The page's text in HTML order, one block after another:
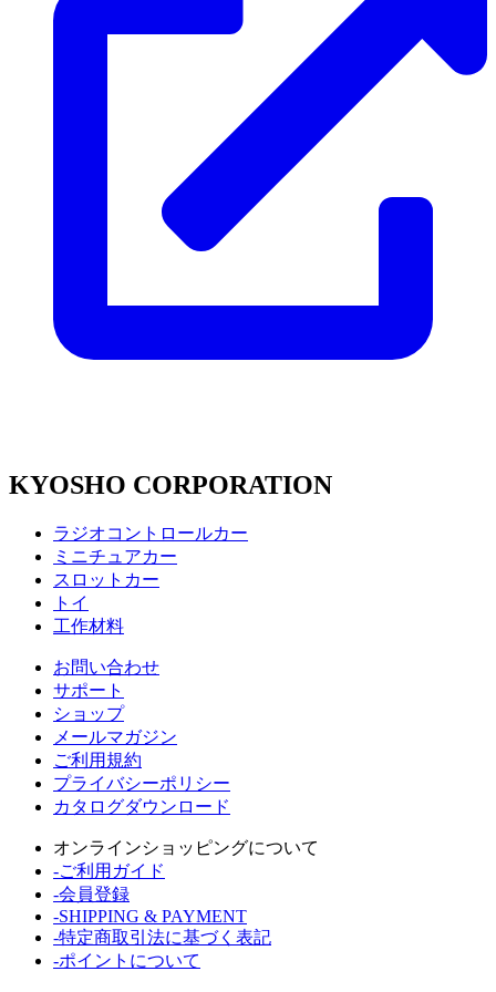
KYOSHO CORPORATION
ラジオコントロールカー
ミニチュアカー
スロットカー
トイ
工作材料
お問い合わせ
サポート
ショップ
メールマガジン
ご利用規約
プライバシーポリシー
カタログダウンロード
オンラインショッピングについて
-ご利用ガイド
-会員登録
-SHIPPING & PAYMENT
-特定商取引法に基づく表記
-ポイントについて